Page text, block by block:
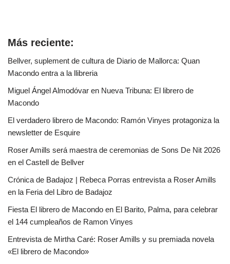
Más reciente:
Bellver, suplement de cultura de Diario de Mallorca: Quan
Macondo entra a la llibreria
Miguel Ángel Almodóvar en Nueva Tribuna: El librero de
Macondo
El verdadero librero de Macondo: Ramón Vinyes protagoniza la
newsletter de Esquire
Roser Amills será maestra de ceremonias de Sons De Nit 2026
en el Castell de Bellver
Crónica de Badajoz | Rebeca Porras entrevista a Roser Amills
en la Feria del Libro de Badajoz
Fiesta El librero de Macondo en El Barito, Palma, para celebrar
el 144 cumpleaños de Ramon Vinyes
Entrevista de Mirtha Caré: Roser Amills y su premiada novela
«El librero de Macondo»